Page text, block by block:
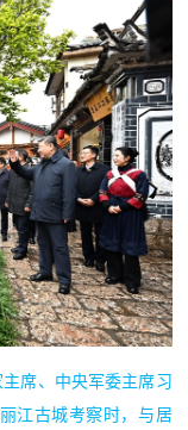
席、中央军委主席习
江古城考察时，与居